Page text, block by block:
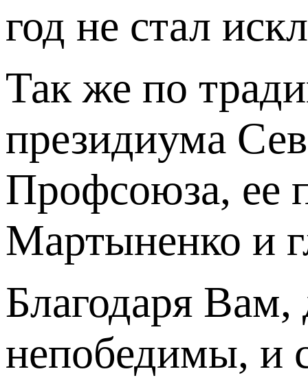
год не стал
Так же по
президиума
Профсоюза, ее
Мартыненко и
Благодаря
непобедимы, и